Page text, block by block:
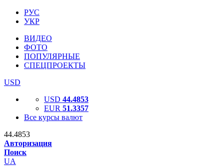
РУС
УКР
ВИДЕО
ФОТО
ПОПУЛЯРНЫЕ
СПЕЦПРОЕКТЫ
USD
USD 44.4853
EUR 51.3357
Все курсы валют
44.4853
Авторизация
Поиск
UA